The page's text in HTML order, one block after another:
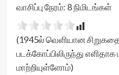
வாசிப்பு நேரம்: 8நிமிடங்கள்
(1945ல் வெளியான
படக்கோப்பிலிருந்து
மாற்றியுள்ளோம்)